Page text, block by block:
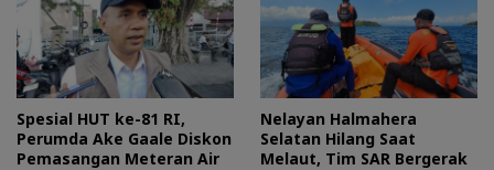
Spesial HUT ke-81 RI,
Perumda Ake Gaale Diskon
Pemasangan Meteran Air
Nelayan Halmahera
Selatan Hilang Saat
Melaut, Tim SAR Bergerak